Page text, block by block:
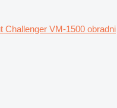
Challenger VM-1500 obradni